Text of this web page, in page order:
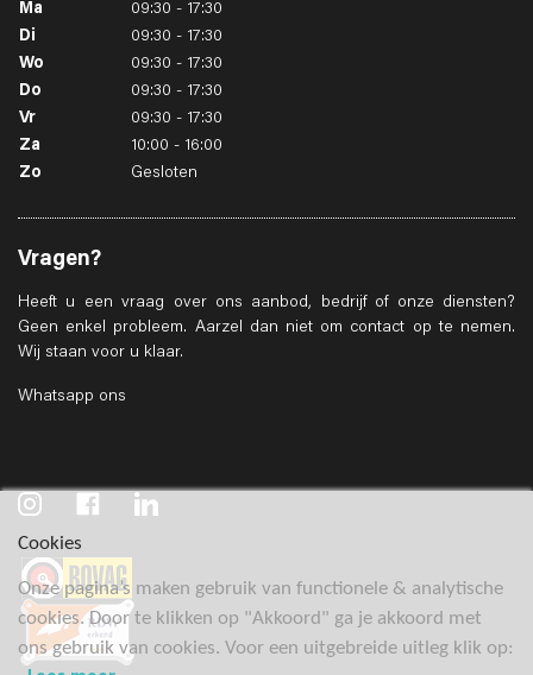
Ma
09:30 - 17:30
Di
09:30 - 17:30
Wo
09:30 - 17:30
Do
09:30 - 17:30
Vr
09:30 - 17:30
Za
10:00 - 16:00
Zo
Gesloten
Vragen?
Heeft u een vraag over ons aanbod, bedrijf of onze diensten?
Geen enkel probleem. Aarzel dan niet om contact op te nemen.
Wij staan voor u klaar.
Whatsapp ons
Cookies
Onze pagina’s maken gebruik van functionele & analytische
cookies. Door te klikken op "Akkoord" ga je akkoord met
ons gebruik van cookies. Voor een uitgebreide uitleg klik op: